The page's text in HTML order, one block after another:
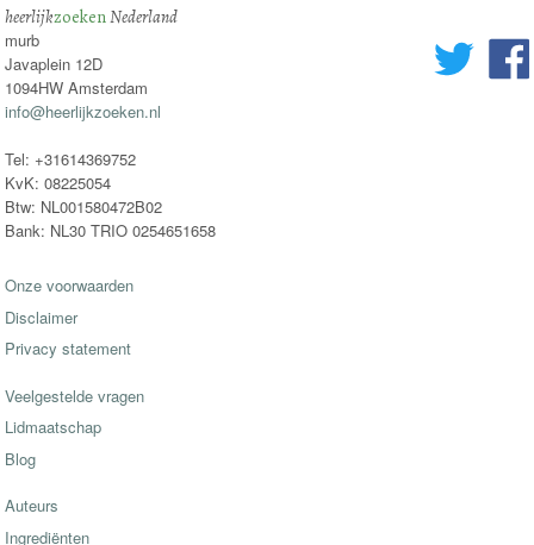
heerlijkzoekenNederland
murb
Javaplein 12D
1094HW Amsterdam
info@heerlijkzoeken.nl
Tel: +31614369752
KvK: 08225054
Btw: NL001580472B02
Bank: NL30 TRIO 0254651658
Onze voorwaarden
Disclaimer
Privacy statement
Veelgestelde vragen
Lidmaatschap
Blog
Auteurs
Ingrediënten